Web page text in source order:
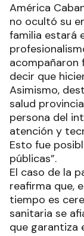
América
no ocultó su
familia estará
acompañaron
decir que
Asimismo,
salud
persona del
atención y
Esto fue
públicas”.
El caso de la
reafirma que,
tiempo es
sanitaria se
que garantiza